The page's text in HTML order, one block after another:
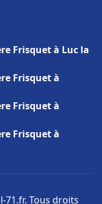
Frisquet à Luc la
Frisquet à
Frisquet à
Frisquet à
Tous droits